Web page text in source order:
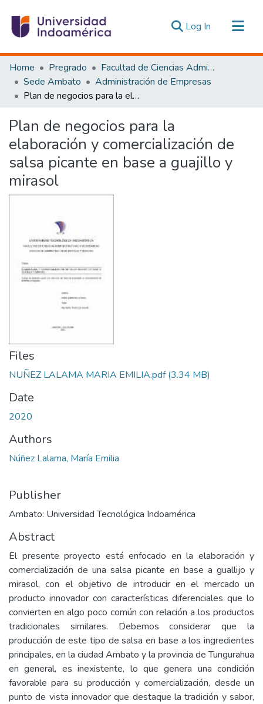
Log In (current)
Communities & Collections
All of DSpace
Statistics
Home Pregrado
Facultad de Ciencias Administrativas y Económicas
Sede Ambato
Administración de Empresas
Plan de negocios para la elaboración y comercialización de salsa picante en base a guajillo y mirasol
Plan de negocios para la
elaboración y comercialización de
salsa picante en base a guajillo y
mirasol
Files
NUÑEZ LALAMA MARIA EMILIA.pdf(3.34 MB)
Date
2020
Authors
Núñez Lalama, María Emilia
Publisher
Ambato: Universidad Tecnológica Indoamérica
Abstract
El presente proyecto está enfocado en la elaboración y
comercialización de una salsa picante en base a guallijo y
mirasol, con el objetivo de introducir en el mercado un
producto innovador con características diferenciales que lo
convierten en algo poco común con relación a los productos
tradicionales similares. Debemos considerar que la
producción de este tipo de salsa en base a los ingredientes
principales, en la ciudad Ambato y la provincia de Tungurahua
en general, es inexistente, lo que genera una condición
favorable para su producción y comercialización, desde un
punto de vista innovador que destaque la tradición y sabor,